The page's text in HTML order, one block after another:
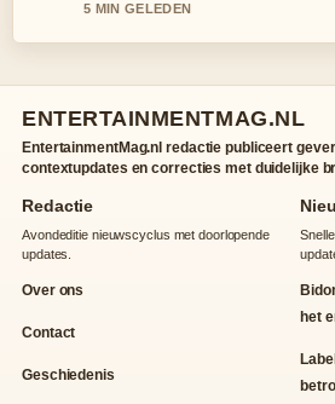
5 MIN GELEDEN
ENTERTAINMENTMAG.NL
EntertainmentMag.nl redactie publiceert
contextupdates en correcties met duidelijke
Redactie
Avondeditie nieuwscyclus met doorlopende
updates.
Over ons
Contact
Geschiedenis
het